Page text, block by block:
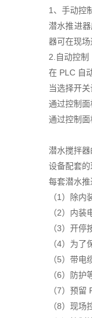
1、手动控
潜水推进
器可在现
2.自动控制
在 PLC 自
当选择开
通过控制
通过控制
潜水搅拌
设备配套
每套潜水
（1）除
（2）内
（3）开
（4）为
（5）带电
（6）防护
（7）预
（8）现